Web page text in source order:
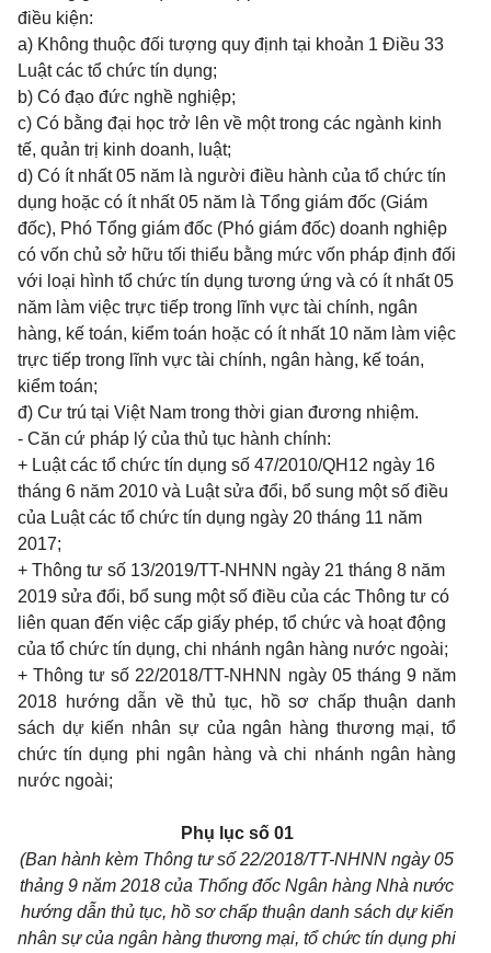
điều kiện:
a) Không thuộc đối tượng quy định tại khoản 1 Điều 33
Luật các tổ chức tín dụng;
b) Có đạo đức nghề nghiệp;
c) Có bằng đại học trở lên về một trong các ngành kinh
tế, quản trị kinh doanh, luật;
d) Có ít nhất 05 năm là người điều hành của tổ chức tín
dụng hoặc có ít nhất 05 năm là Tổng giám đốc (Giám
đốc), Phó Tổng giám đốc (Phó giám đốc) doanh nghiệp
có vốn chủ sở hữu tối thiểu bằng mức vốn pháp định đối
với loại hình tổ chức tín dụng tương ứng và có ít nhất 05
năm làm việc trực tiếp trong lĩnh vực tài chính, ngân
hàng, kế toán, kiểm toán hoặc có ít nhất 10 năm làm việc
trực tiếp trong lĩnh vực tài chính, ngân hàng, kế toán,
kiểm toán;
đ) Cư trú tại Việt Nam trong thời gian đương nhiệm.
- Căn cứ pháp lý của thủ tục hành chính:
+ Luật các tổ chức tín dụng số 47/2010/QH12 ngày 16
tháng 6 năm 2010 và Luật sửa đổi, bổ sung một số điều
của Luật các tổ chức tín dụng ngày 20 tháng 11 năm
2017;
+ Thông tư số 13/2019/TT-NHNN ngày 21 tháng 8 năm
2019 sửa đổi, bổ sung một số điều của các Thông tư có
liên quan đến việc cấp giấy phép, tổ chức và hoạt động
của tổ chức tín dụng, chi nhánh ngân hàng nước ngoài;
+ Thông tư số 22/2018/TT-NHNN ngày 05 tháng 9 năm
2018 hướng dẫn về thủ tục, hồ sơ chấp thuận danh
sách dự kiến nhân sự của ngân hàng thương mại, tổ
chức tín dụng phi ngân hàng và chi nhánh ngân hàng
nước ngoài;
Phụ lục số 01
(Ban hành kèm Thông tư số 22/2018/TT-NHNN ngày 05
thảng 9 năm 2018 của Thống đốc Ngân hàng Nhà nước
hướng dẫn thủ tục, hồ sơ chấp thuận danh sách dự kiến
nhân sự của ngân hàng thương mại, tổ chức tín dụng phi